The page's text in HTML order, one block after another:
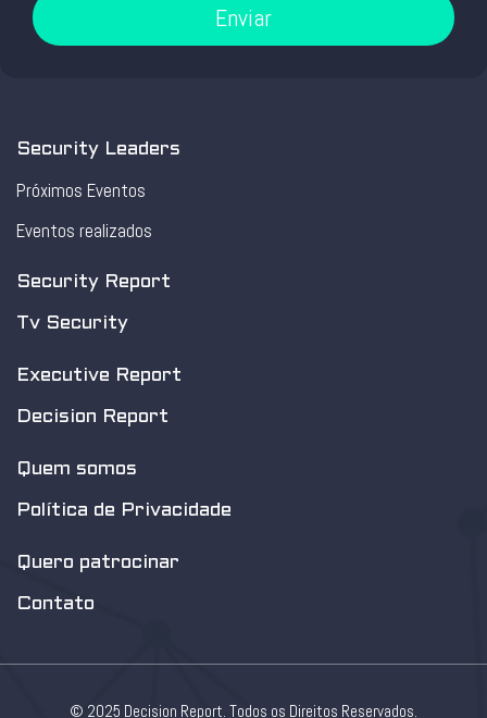
Enviar
Security Leaders
Próximos Eventos
Eventos realizados
Security Report
Tv Security
Executive Report
Decision Report
Quem somos
Política de Privacidade
Quero patrocinar
Contato
© 2025 Decision Report. Todos os Direitos Reservados.